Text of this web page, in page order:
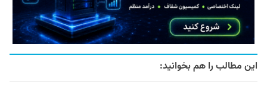
این مطالب را هم بخوانید: